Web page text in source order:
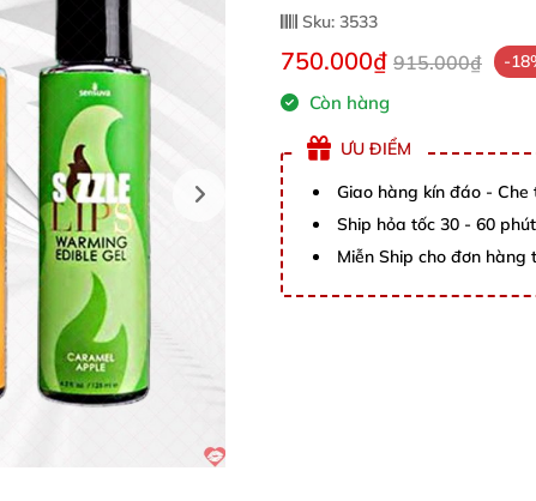
Sku: 3533
750.000₫ 915.000₫ -
Còn hàng
ƯU ĐIỂM
Giao hàng kín đáo - Che
Ship hỏa tốc 30 - 60
Miễn Ship cho đơn hàng